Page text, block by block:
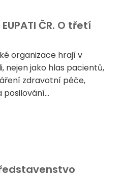
ČR. O třetí
organizace hrají v
nejen jako hlas pacientů,
zdravotní péče,